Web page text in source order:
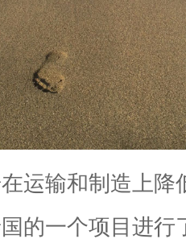
运输和制造上降
的一个项目进行